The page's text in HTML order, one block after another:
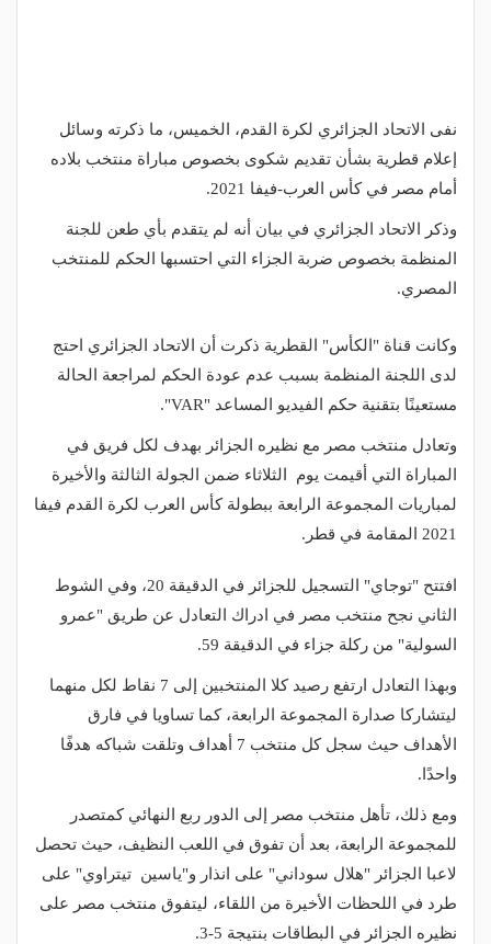
نفى الاتحاد الجزائري لكرة القدم، الخميس، ما ذكرته وسائل
إعلام قطرية بشأن تقديم شكوى بخصوص مباراة منتخب بلاده
أمام مصر في كأس العرب-فيفا 2021.
وذكر الاتحاد الجزائري في بيان أنه لم يتقدم بأي طعن للجنة
المنظمة بخصوص ضربة الجزاء التي احتسبها الحكم للمنتخب
المصري.
وكانت قناة "الكأس" القطرية ذكرت أن الاتحاد الجزائري احتج
لدى اللجنة المنظمة بسبب عدم عودة الحكم لمراجعة الحالة
مستعينًا بتقنية حكم الفيديو المساعد "VAR".
وتعادل منتخب مصر مع نظيره الجزائر بهدف لكل فريق في
المباراة التي أقيمت يوم الثلاثاء ضمن الجولة الثالثة والأخيرة
لمباريات المجموعة الرابعة ببطولة كأس العرب لكرة القدم فيفا
2021 المقامة في قطر.
افتتح "توجاي" التسجيل للجزائر في الدقيقة 20، وفي الشوط
الثاني نجح منتخب مصر في ادراك التعادل عن طريق "عمرو
السولية" من ركلة جزاء في الدقيقة 59.
وبهذا التعادل ارتفع رصيد كلا المنتخبين إلى 7 نقاط لكل منهما
ليتشاركا صدارة المجموعة الرابعة، كما تساويا في فارق
الأهداف حيث سجل كل منتخب 7 أهداف وتلقت شباكه هدفًا
واحدًا.
ومع ذلك، تأهل منتخب مصر إلى الدور ربع النهائي كمتصدر
للمجموعة الرابعة، بعد أن تفوق في اللعب النظيف، حيث تحصل
لاعبا الجزائر "هلال سوداني" على انذار و"ياسين تيتراوي" على
طرد في اللحظات الأخيرة من اللقاء، ليتفوق منتخب مصر على
نظيره الجزائر في البطاقات بنتيجة 5-3.